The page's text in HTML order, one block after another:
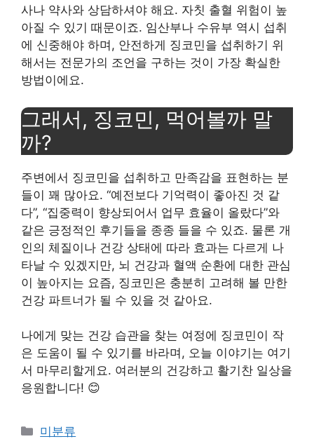
사나 약사와 상담하셔야 해요. 자칫 출혈 위험이 높
아질 수 있기 때문이죠. 임산부나 수유부 역시 섭취
에 신중해야 하며, 안전하게 징코민을 섭취하기 위
해서는 전문가의 조언을 구하는 것이 가장 확실한
방법이에요.
그래서, 징코민, 먹어볼까 말
까?
주변에서 징코민을 섭취하고 만족감을 표현하는 분
들이 꽤 많아요. “예전보다 기억력이 좋아진 것 같
다”, “집중력이 향상되어서 업무 효율이 올랐다”와
같은 긍정적인 후기들을 종종 들을 수 있죠. 물론 개
인의 체질이나 건강 상태에 따라 효과는 다르게 나
타날 수 있겠지만, 뇌 건강과 혈액 순환에 대한 관심
이 높아지는 요즘, 징코민은 충분히 고려해 볼 만한
건강 파트너가 될 수 있을 것 같아요.
나에게 맞는 건강 습관을 찾는 여정에 징코민이 작
은 도움이 될 수 있기를 바라며, 오늘 이야기는 여기
서 마무리할게요. 여러분의 건강하고 활기찬 일상을
응원합니다! 😊
Categories
미분류